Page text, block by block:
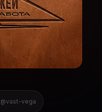
@vast-vega